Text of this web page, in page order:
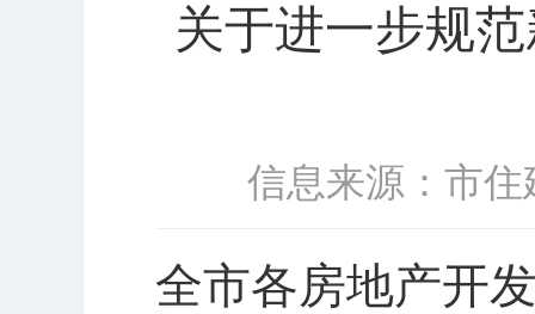
关于进一步规
信息来源：市住
全市各房地产开